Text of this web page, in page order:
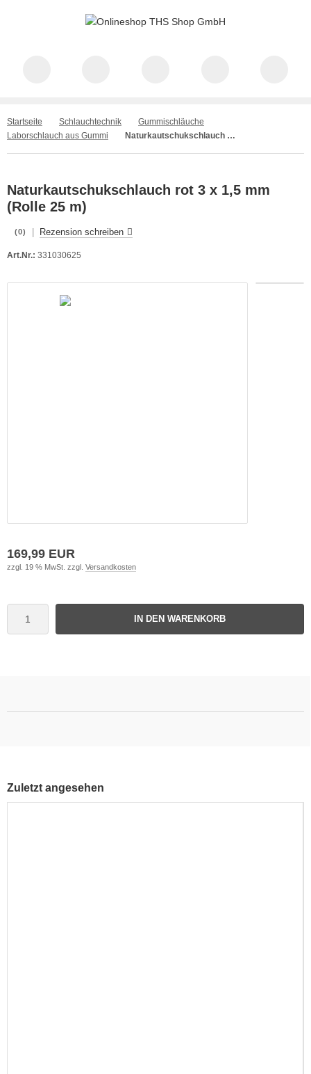
Startseite Schlauchtechnik
Gummischläuche
Laborschlauch aus Gummi
Naturkautschukschlauch rot 3 x 1,5 mm (Rolle 25 m)
Naturkautschukschlauch rot 3 x 1,5 mm
(Rolle 25 m)
(0) Rezension schreiben
Art.Nr.: 331030625
169,99 EUR
zzgl. 19 % MwSt. zzgl. Versandkosten
IN DEN WARENKORB
Zuletzt angesehen